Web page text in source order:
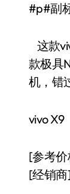
#p#副
这款
款极具
机，错
vivo X9
[参考价
[经销